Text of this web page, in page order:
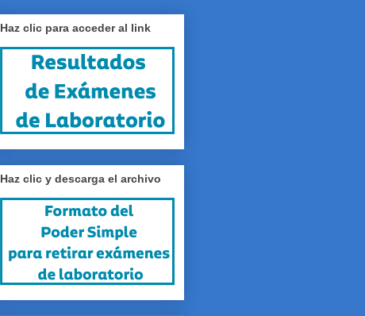
Haz clic para acceder al link
Haz clic y descarga el archivo